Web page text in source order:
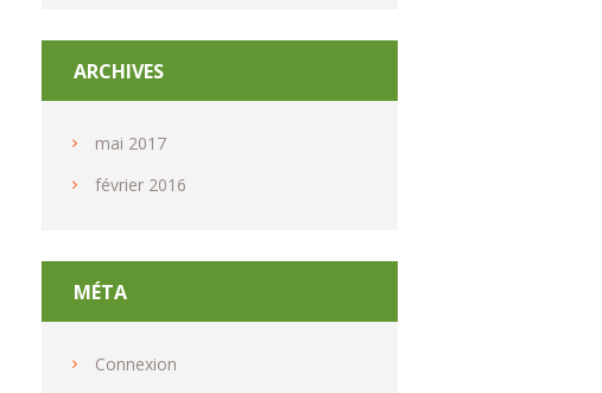
ARCHIVES
mai 2017
février 2016
MÉTA
Connexion